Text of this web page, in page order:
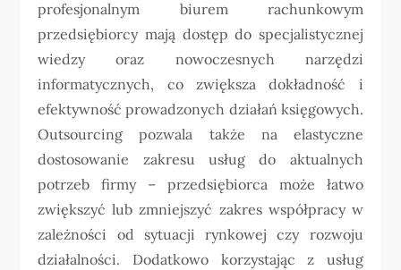
profesjonalnym biurem rachunkowym
przedsiębiorcy mają dostęp do specjalistycznej
wiedzy oraz nowoczesnych narzędzi
informatycznych, co zwiększa dokładność i
efektywność prowadzonych działań księgowych.
Outsourcing pozwala także na elastyczne
dostosowanie zakresu usług do aktualnych
potrzeb firmy – przedsiębiorca może łatwo
zwiększyć lub zmniejszyć zakres współpracy w
zależności od sytuacji rynkowej czy rozwoju
działalności. Dodatkowo korzystając z usług